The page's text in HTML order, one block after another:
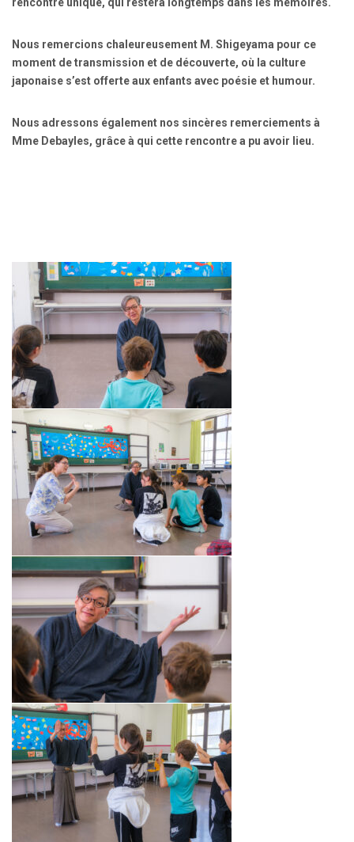
rencontre unique, qui restera longtemps dans les mémoires.
Nous remercions chaleureusement M. Shigeyama pour ce
moment de transmission et de découverte, où la culture
japonaise s’est offerte aux enfants avec poésie et humour.
Nous adressons également nos sincères remerciements à
Mme Debayles, grâce à qui cette rencontre a pu avoir lieu.